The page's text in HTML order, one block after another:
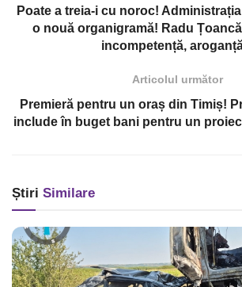
Poate a treia-i cu noroc!
o nouă organigramă! Radu
incompetență,
Articolul următor
Premieră pentru un oraș din Timiș!
include în buget bani pentru un
Știri Similare